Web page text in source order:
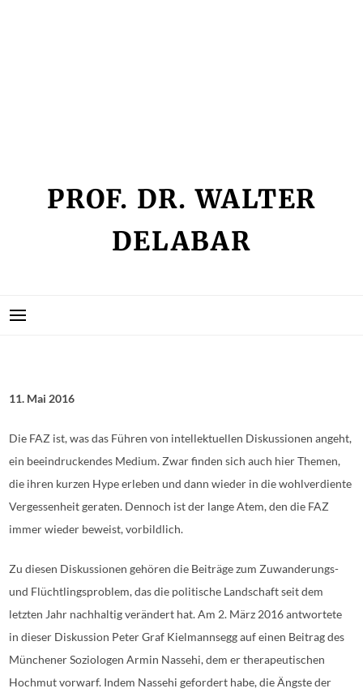
PROF. DR. WALTER
DELABAR
11. Mai 2016
Die FAZ ist, was das Führen von intellektuellen Diskussionen angeht,
ein beeindruckendes Medium. Zwar finden sich auch hier Themen,
die ihren kurzen Hype erleben und dann wieder in die wohlverdiente
Vergessenheit geraten. Dennoch ist der lange Atem, den die FAZ
immer wieder beweist, vorbildlich.
Zu diesen Diskussionen gehören die Beiträge zum Zuwanderungs-
und Flüchtlingsproblem, das die politische Landschaft seit dem
letzten Jahr nachhaltig verändert hat. Am 2. März 2016 antwortete
in dieser Diskussion Peter Graf Kielmannsegg auf einen Beitrag des
Münchener Soziologen Armin Nassehi, dem er therapeutischen
Hochmut vorwarf. Indem Nassehi gefordert habe, die Ängste der